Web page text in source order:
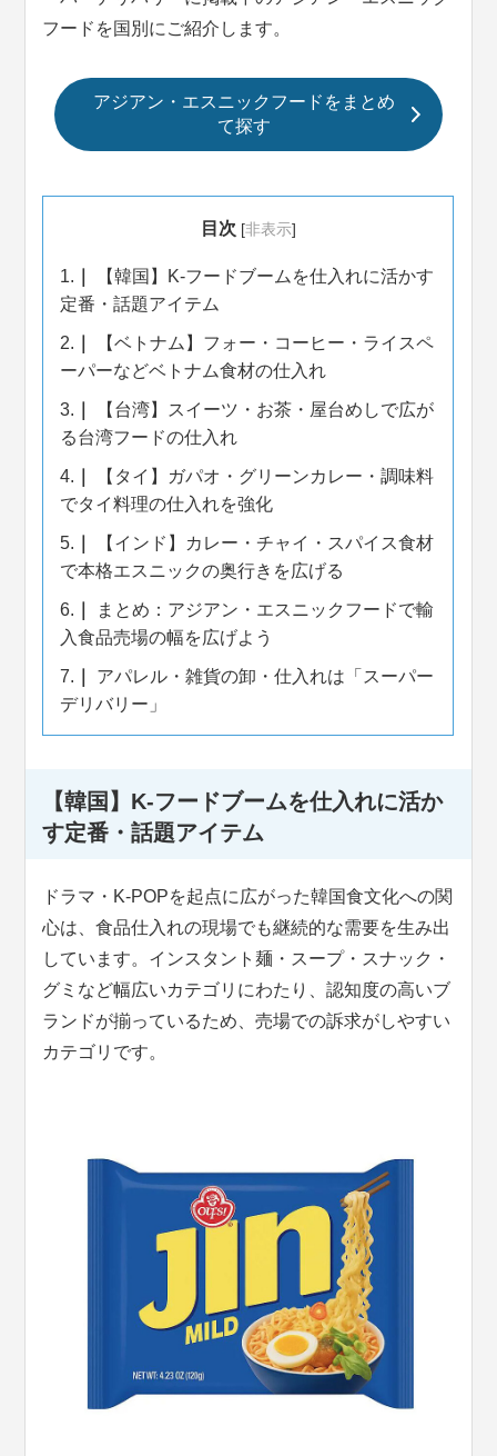
フードを国別にご紹介します。
アジアン・エスニックフードをまとめ
て探す
目次 [非表示]
1.
【韓国】K-フードブームを仕入れに活かす
定番・話題アイテム
2.
【ベトナム】フォー・コーヒー・ライスペ
ーパーなどベトナム食材の仕入れ
3.
【台湾】スイーツ・お茶・屋台めしで広が
る台湾フードの仕入れ
4.
【タイ】ガパオ・グリーンカレー・調味料
でタイ料理の仕入れを強化
5.
【インド】カレー・チャイ・スパイス食材
で本格エスニックの奥行きを広げる
6.
まとめ：アジアン・エスニックフードで輸
入食品売場の幅を広げよう
7.
アパレル・雑貨の卸・仕入れは「スーパー
デリバリー」
【韓国】K-フードブームを仕入れに活か
す定番・話題アイテム
ドラマ・K-POPを起点に広がった韓国食文化への関
心は、食品仕入れの現場でも継続的な需要を生み出
しています。インスタント麺・スープ・スナック・
グミなど幅広いカテゴリにわたり、認知度の高いブ
ランドが揃っているため、売場での訴求がしやすい
カテゴリです。